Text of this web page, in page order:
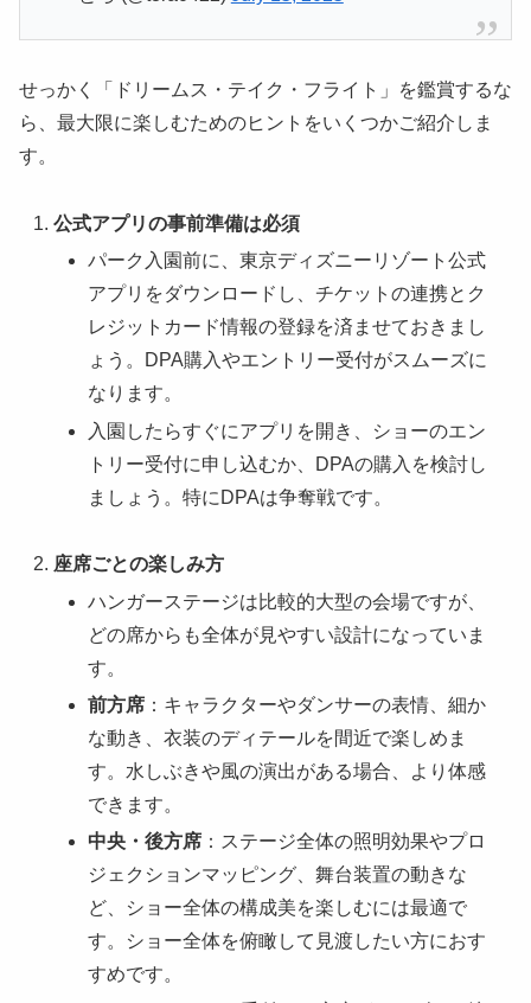
せっかく「ドリームス・テイク・フライト」を鑑賞するな
ら、最大限に楽しむためのヒントをいくつかご紹介しま
す。
公式アプリの事前準備は必須
パーク入園前に、東京ディズニーリゾート公式
アプリをダウンロードし、チケットの連携とク
レジットカード情報の登録を済ませておきまし
ょう。DPA購入やエントリー受付がスムーズに
なります。
入園したらすぐにアプリを開き、ショーのエン
トリー受付に申し込むか、DPAの購入を検討し
ましょう。特にDPAは争奪戦です。
座席ごとの楽しみ方
ハンガーステージは比較的大型の会場ですが、
どの席からも全体が見やすい設計になっていま
す。
前方席 ：キャラクターやダンサーの表情、細か
な動き、衣装のディテールを間近で楽しめま
す。水しぶきや風の演出がある場合、より体感
できます。
中央・後方席 ：ステージ全体の照明効果やプロ
ジェクションマッピング、舞台装置の動きな
ど、ショー全体の構成美を楽しむには最適で
す。ショー全体を俯瞰して見渡したい方におす
すめです。